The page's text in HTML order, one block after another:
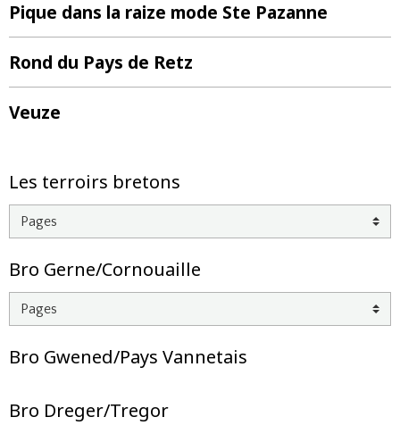
Pique dans la raize mode Ste Pazanne
Rond du Pays de Retz
Veuze
Les terroirs bretons
Bro Gerne/Cornouaille
Bro Gwened/Pays Vannetais
Bro Dreger/Tregor